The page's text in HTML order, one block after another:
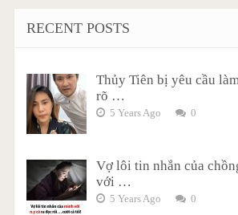
RECENT POSTS
Thủy Tiên bị yêu cầu
rõ …
5 Years Ago 0
Vợ lôi tin nhắn của
với …
5 Years Ago 0